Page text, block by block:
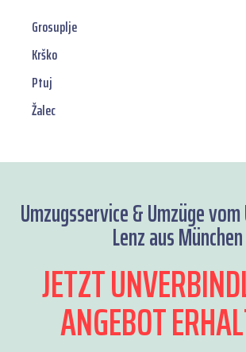
Grosuplje
Krško
Ptuj
Žalec
Umzugsservice & Umzüge
Lenz aus München
JETZT
ANGEBOT